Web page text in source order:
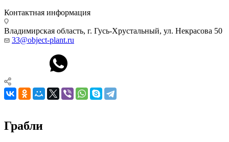
Контактная информация
Владимирская область, г. Гусь-Хрустальный, ул. Некрасова 50
33@object-plant.ru
Грабли